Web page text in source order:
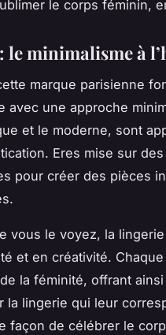
le corps féminin,
le minimalisme à
marque parisienne
avec une approche
et le moderne, sont
Eres mise sur
pour créer des pièces
vous le voyez, la
et en créativité.
la féminité, offrant
la lingerie qui leur
façon de célébrer le